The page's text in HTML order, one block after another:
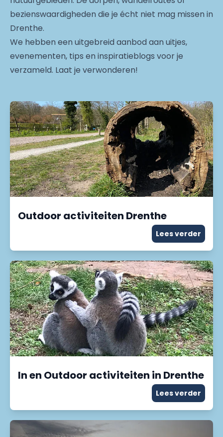
bezienswaardigheden die je écht niet mag missen in
Drenthe.
We hebben een uitgebreid aanbod aan uitjes,
evenementen, tips en inspiratieblogs voor je
verzameld. Laat je verwonderen!
Outdoor activiteiten Drenthe
Lees verder
In en Outdoor activiteiten in Drenthe
Lees verder